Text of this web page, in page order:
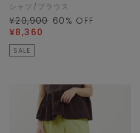
シャツ/ブラウス
¥20,900 60 % OFF
¥8,360
SALE